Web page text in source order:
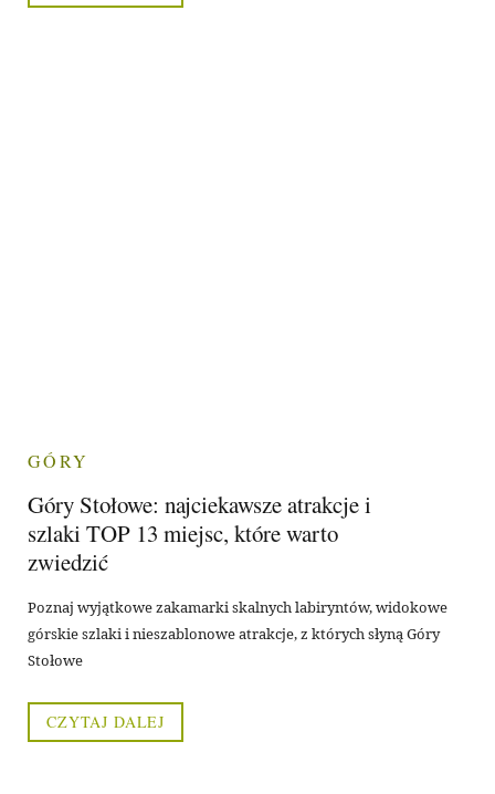
GÓRY
Góry Stołowe: najciekawsze atrakcje i
szlaki TOP 13 miejsc, które warto
zwiedzić
Poznaj wyjątkowe zakamarki skalnych labiryntów, widokowe
górskie szlaki i nieszablonowe atrakcje, z których słyną Góry
Stołowe
CZYTAJ DALEJ